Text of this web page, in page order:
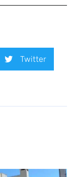
Twitter